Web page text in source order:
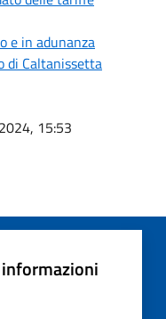
e in adunanza
di Caltanissetta
15:53